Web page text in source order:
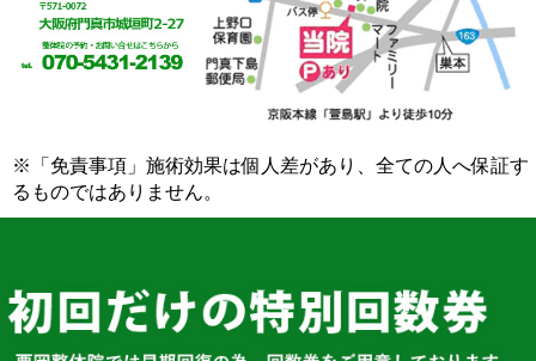
※「免責事項」施術効果は個人差があり、全ての人へ保証す
るものではありません。